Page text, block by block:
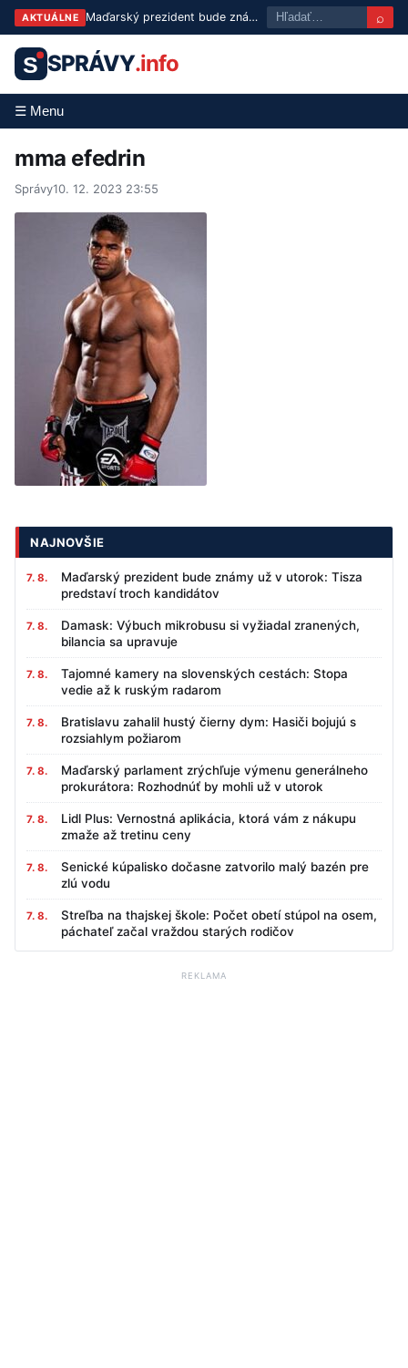
AKTUÁLNE Maďarský prezident bude známy už v utorok: Tisza predstaví troch kandidátov ⌕
S SPRÁVY.info
☰ Menu
mma efedrin
Správy10. 12. 2023 23:55
NAJNOVŠIE
7. 8.
Maďarský prezident bude známy už v utorok: Tisza
predstaví troch kandidátov
7. 8.
Damask: Výbuch mikrobusu si vyžiadal zranených,
bilancia sa upravuje
7. 8.
Tajomné kamery na slovenských cestách: Stopa
vedie až k ruským radarom
7. 8.
Bratislavu zahalil hustý čierny dym: Hasiči bojujú s
rozsiahlym požiarom
7. 8.
Maďarský parlament zrýchľuje výmenu generálneho
prokurátora: Rozhodnúť by mohli už v utorok
7. 8.
Lidl Plus: Vernostná aplikácia, ktorá vám z nákupu
zmaže až tretinu ceny
7. 8.
Senické kúpalisko dočasne zatvorilo malý bazén pre
zlú vodu
7. 8.
Streľba na thajskej škole: Počet obetí stúpol na osem,
páchateľ začal vraždou starých rodičov
REKLAMA